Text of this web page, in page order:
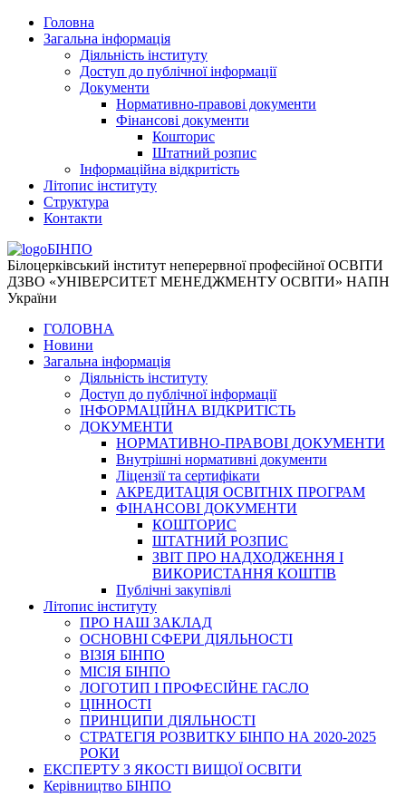
Головна
Загальна інформація
Діяльність інституту
Доступ до публічної інформації
Документи
Нормативно-правові документи
Фінансові документи
Кошторис
Штатний розпис
Інформаційна відкритість
Літопис інституту
Структура
Контакти
БІНПО
Білоцерківський інститут неперервної професійної ОСВІТИ
ДЗВО «УНІВЕРСИТЕТ МЕНЕДЖМЕНТУ ОСВІТИ» НАПН
України
ГОЛОВНА
Новини
Загальна інформація
Діяльність інституту
Доступ до публічної інформації
ІНФОРМАЦІЙНА ВІДКРИТІСТЬ
ДОКУМЕНТИ
НОРМАТИВНО-ПРАВОВІ ДОКУМЕНТИ
Внутрішні нормативні документи
Ліцензії та сертифікати
АКРЕДИТАЦІЯ ОСВІТНІХ ПРОГРАМ
ФІНАНСОВІ ДОКУМЕНТИ
КОШТОРИС
ШТАТНИЙ РОЗПИС
ЗВІТ ПРО НАДХОДЖЕННЯ І
ВИКОРИСТАННЯ КОШТІВ
Публічні закупівлі
Літопис інституту
ПРО НАШ ЗАКЛАД
ОСНОВНІ СФЕРИ ДІЯЛЬНОСТІ
ВІЗІЯ БІНПО
МІСІЯ БІНПО
ЛОГОТИП І ПРОФЕСІЙНЕ ГАСЛО
ЦІННОСТІ
ПРИНЦИПИ ДІЯЛЬНОСТІ
СТРАТЕГІЯ РОЗВИТКУ БІНПО НА 2020-2025
РОКИ
ЕКСПЕРТУ З ЯКОСТІ ВИЩОЇ ОСВІТИ
Керівництво БІНПО